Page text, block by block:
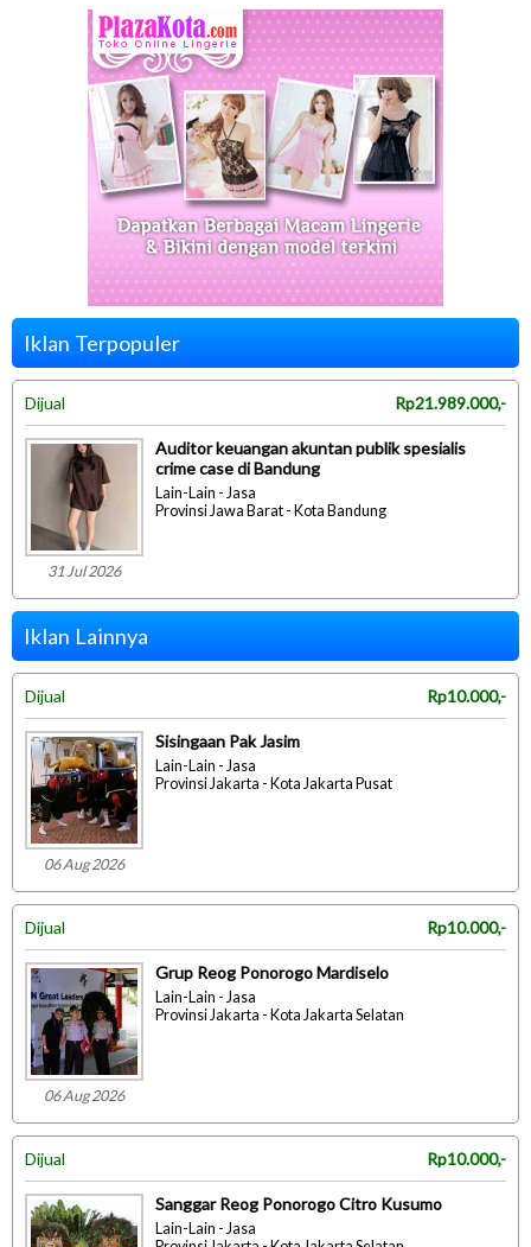
Iklan Terpopuler
Dijual Rp21.989.000,-
31 Jul 2026
Auditor keuangan akuntan publik spesialis
crime case di Bandung
Lain-Lain - Jasa
Provinsi Jawa Barat - Kota Bandung
Iklan Lainnya
Dijual Rp10.000,-
06 Aug 2026
Sisingaan Pak Jasim
Lain-Lain - Jasa
Provinsi Jakarta - Kota Jakarta Pusat
Dijual Rp10.000,-
06 Aug 2026
Grup Reog Ponorogo Mardiselo
Lain-Lain - Jasa
Provinsi Jakarta - Kota Jakarta Selatan
Dijual Rp10.000,-
Sanggar Reog Ponorogo Citro Kusumo
Lain-Lain - Jasa